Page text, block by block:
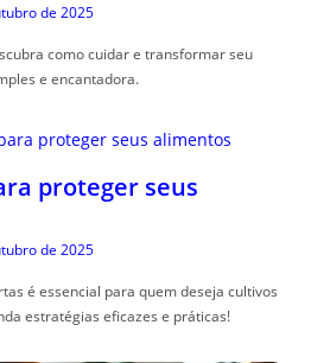
de 2025
como cuidar e transformar seu
e encantadora.
proteger seus
de 2025
é essencial para quem deseja cultivos
estratégias eficazes e práticas!